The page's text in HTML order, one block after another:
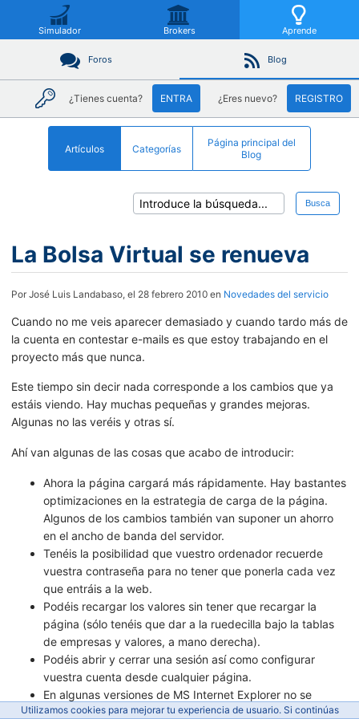
Simulador Brokers Aprende
Foros Blog
¿Tienes cuenta? ENTRA ¿Eres nuevo? REGISTRO
Artículos Categorías
Página principal del
Blog
Busca
La Bolsa Virtual se renueva
Por José Luis Landabaso, el 28 febrero 2010 en Novedades del servicio
Cuando no me veis aparecer demasiado y cuando tardo más de
la cuenta en contestar e-mails es que estoy trabajando en el
proyecto más que nunca.
Este tiempo sin decir nada corresponde a los cambios que ya
estáis viendo. Hay muchas pequeñas y grandes mejoras.
Algunas no las veréis y otras sí.
Ahí van algunas de las cosas que acabo de introducir:
Ahora la página cargará más rápidamente. Hay bastantes
optimizaciones en la estrategia de carga de la página.
Algunos de los cambios también van suponer un ahorro
en el ancho de banda del servidor.
Tenéis la posibilidad que vuestro ordenador recuerde
vuestra contraseña para no tener que ponerla cada vez
que entráis a la web.
Podéis recargar los valores sin tener que recargar la
página (sólo tenéis que dar a la ruedecilla bajo la tablas
de empresas y valores, a mano derecha).
Podéis abrir y cerrar una sesión así como configurar
vuestra cuenta desde cualquier página.
En algunas versiones de MS Internet Explorer no se
acababan de ajustar exactamente los paneles, botones,
Utilizamos cookies para mejorar tu experiencia de usuario. Si continúas